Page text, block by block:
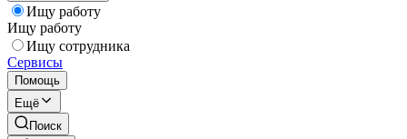
Ищу работу
Ищу работу
Ищу сотрудника
Сервисы
Помощь
Ещё
Поиск